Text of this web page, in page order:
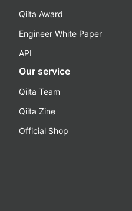
Qiita Award
Engineer White Paper
API
Our service
Qiita Team
Qiita Zine
Official Shop